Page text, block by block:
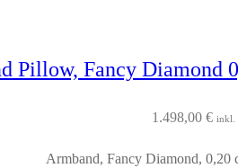
Pillow, Fancy Diamond
1.498,00 € inkl.
Armband, Fancy Diamond, 0,20